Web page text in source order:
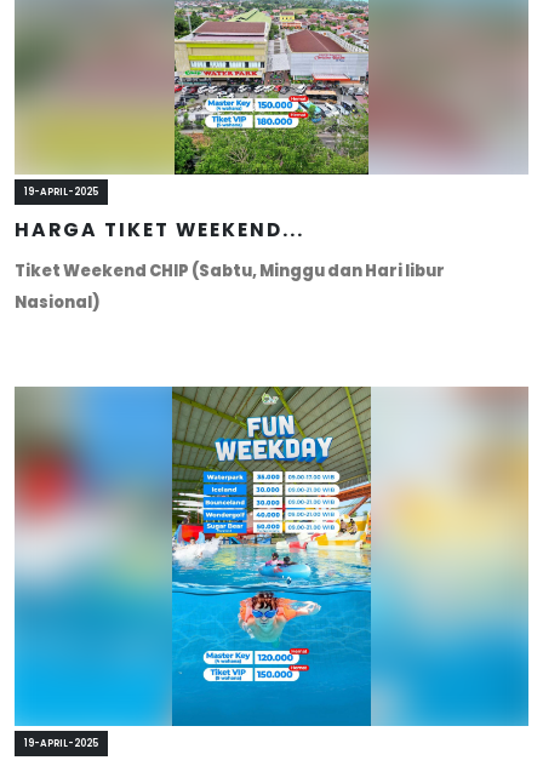
19-APRIL-2025
HARGA TIKET WEEKEND...
Tiket Weekend CHIP (Sabtu, Minggu dan Hari libur
Nasional)
19-APRIL-2025